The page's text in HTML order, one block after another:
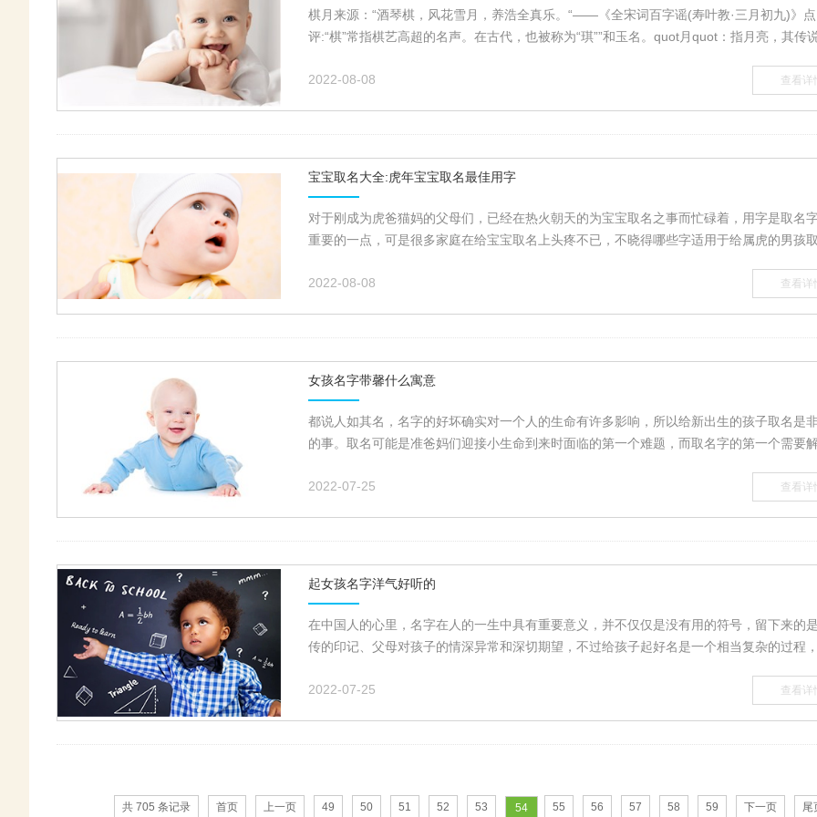
棋月来源：“酒琴棋，风花雪月，养浩全真乐。“——《全宋词百字谣(寿叶教·三月初九)》点
评:“棋”常指棋艺高超的名声。在古代，也被称为“琪””和玉名。quot月quot：指月亮，其传说
2022-08-08 查看详
宝宝取名大全:虎年宝宝取名最佳用字
对于刚成为虎爸猫妈的父母们，已经在热火朝天的为宝宝取名之事而忙碌着，用字是取名
重要的一点，可是很多家庭在给宝宝取名上头疼不已，不晓得哪些字适用于给属虎的男孩取
2022-08-08 查看详
女孩名字带馨什么寓意
都说人如其名，名字的好坏确实对一个人的生命有许多影响，所以给新出生的孩子取名是
的事。取名可能是准爸妈们迎接小生命到来时面临的第一个难题，而取名字的第一个需要解
2022-07-25 查看详
起女孩名字洋气好听的
在中国人的心里，名字在人的一生中具有重要意义，并不仅仅是没有用的符号，留下来的
传的印记、父母对孩子的情深异常和深切期望，不过给孩子起好名是一个相当复杂的过程，
2022-07-25 查看详
共 705 条记录 首页 上一页 49 50 51 52 53 54 55 56 57 58 59 下一页 尾